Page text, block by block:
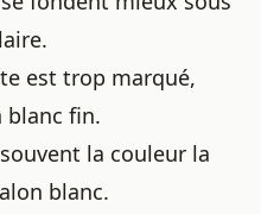
est trop marqué,
blanc fin.
la couleur la
blanc.